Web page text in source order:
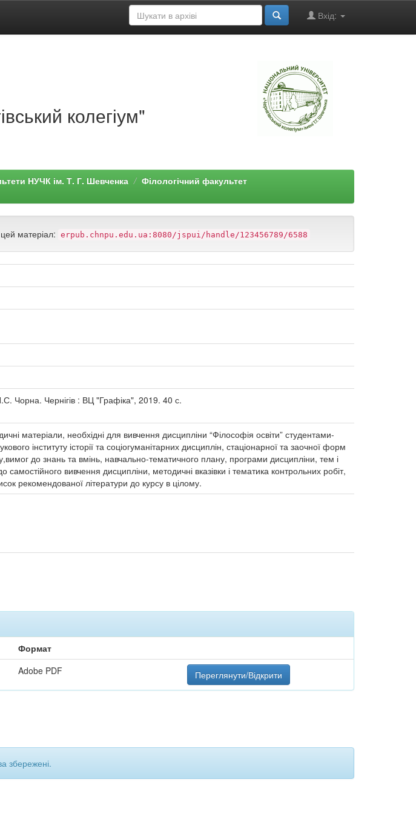
Вхід:
колегіум"
НУЧК ім. Т. Г. Шевченка
Філологічний факультет
матеріал: erpub.chnpu.edu.ua:8080/jspui/handle/123456789/6588
Чорна. Чернігів : ВЦ "Графіка", 2019. 40 с.
матеріали, необхідні для вивчення дисципліни “Філософія освіти” студентами-
інституту історії та соціогуманітарних дисциплін, стаціонарної та заочної форм
до знань та вмінь, навчально-тематичного плану, програми дисципліни, тем і
вивчення дисципліни, методичні вказівки і тематика контрольних робіт,
рекомендованої літератури до курсу в цілому.
Формат
Adobe PDF Переглянути/Відкрити
збережені.